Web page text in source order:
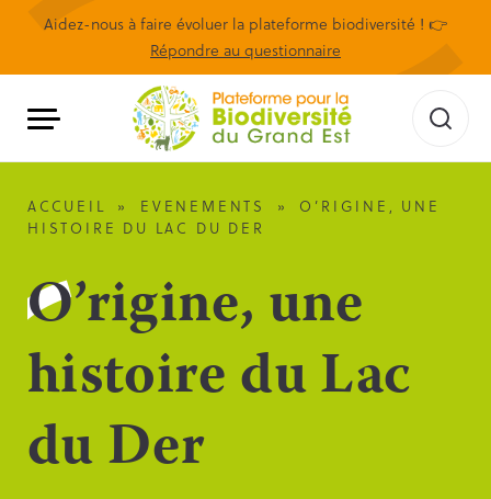
Aidez-nous à faire évoluer la plateforme biodiversité ! 👉
Répondre au questionnaire
ACCUEIL » EVENEMENTS »
O’RIGINE, UNE
HISTOIRE DU LAC DU DER
O’rigine, une
histoire du Lac
du Der